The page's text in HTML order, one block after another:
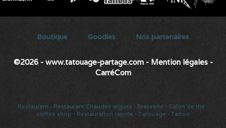
Boutique Goodies Nos partenaires
©2026 - www.tatouage-partage.com - Mention légales -
CarréCom
Restaurant - Restaurant Chaudes-aigues - Brasserie - Salon de thé -
coffee shop - Restauration rapide - Tatouage - Tattoo